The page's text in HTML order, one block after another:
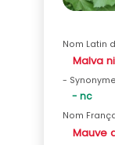
Nom Latin
Malva
-
- nc
Nom
Mauve